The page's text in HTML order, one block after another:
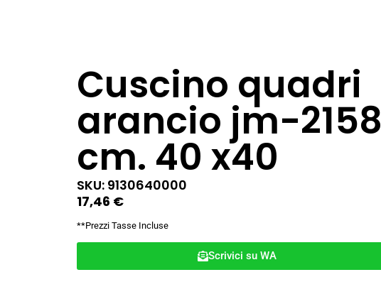
Cuscino quadri
arancio jm-2158
cm. 40 x40
SKU: 9130640000
17,46 €
**Prezzi Tasse Incluse
Scrivici su WA